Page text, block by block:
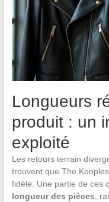
Longueurs
produit : un
exploité
Les retours terrain
trouvent que The
fidèle. Une partie de ces
longueur des pièces ,